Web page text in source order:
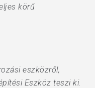
körű
eszközről,
Eszköz teszi ki.